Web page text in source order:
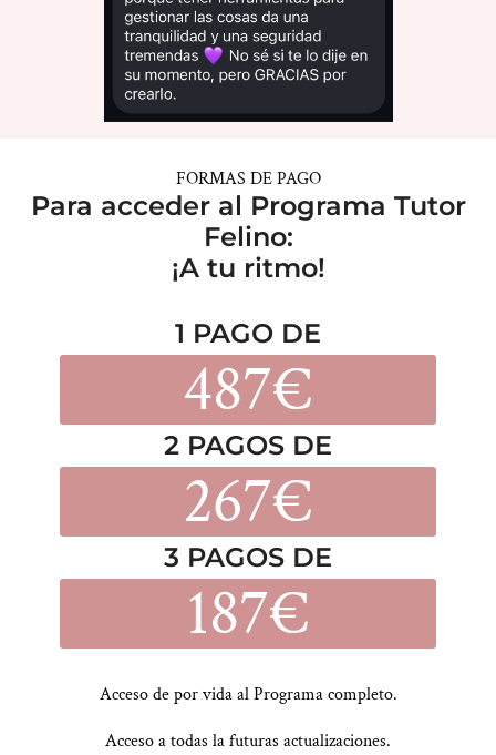
FORMAS DE PAGO
Para acceder al Programa Tutor
Felino:
¡A tu ritmo!
1 PAGO DE
487€
2 PAGOS DE
267€
3 PAGOS DE
187€
Acceso de por vida al Programa completo.
Acceso a todas la futuras actualizaciones.